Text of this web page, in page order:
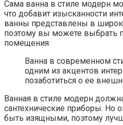
Сама ванна в стиле модерн
что добавит изысканности
ванны представлены в
поэтому вы можете выбрать
помещения.
Ванна в современном
одним из акцентов
позаботиться о ее
Ванная в стиле модерн
сантехнические приборы. Но
быть изящными, поэтому